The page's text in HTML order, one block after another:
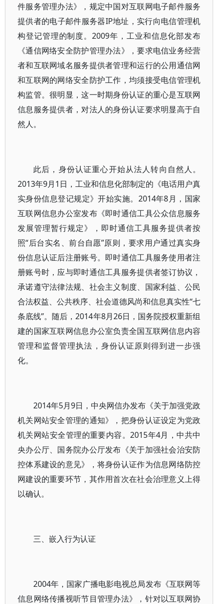
件服务管理办法》，规定中国对互联网电子邮件服务
提供者的电子邮件服务器IP地址，实行向电信管理机
构登记管理的制度。2009年，工业和信息化部发布
《通信网络安全防护管理办法》，要求电信业务经营
者和互联网域名服务提供者管理和运行的公用通信网
和互联网的网络安全防护工作，均须接受电信管理机
构监管。很明显，这一时期身份认证的重心是互联网
信息服务提供者，对法人的身份认证要求明显高于自
然人。
此后，身份认证重心开始从法人转向自然人。
2013年9月1日，工业和信息化部制定的《电话用户真
实身份信息登记规定》开始实施。2014年8月，国家
互联网信息办公室发布《即时通信工具公众信息服务
发展管理暂行规定》，即时通信工具服务提供者按
照“后台实名、前台自愿”原则，要求用户通过真实身
份信息认证后注册账号。即时通信工具服务使用者注
册账号时，应与即时通信工具服务提供者签订协议，
承诺遵守法律法规、社会主义制度、国家利益、公民
合法权益、公共秩序、社会道德风尚和信息真实性“七
条底线”。随后，2014年8月26日，国务院授权重新组
建的国家互联网信息办公室负责全国互联网信息内容
管理和监督管理执法，身份认证原则得到进一步强
化。
2014年5月9日，中央网信办发布《关于加强党政
机关网站安全管理的通知》，把身份认证设定为党政
机关网站安全管理的重要内容。2015年4月，中共中
央办公厅、国务院办公厅发布《关于加强社会治安防
控体系建设的意见》，将身份认证作为信息网络防控
网建设的重要环节，其作用首次在社会治理意义上得
以确认。
三、嵌入行为认证
2004年，国家广播电影电视总局发布《互联网等
信息网络传播视听节目管理办法》，针对以互联网协